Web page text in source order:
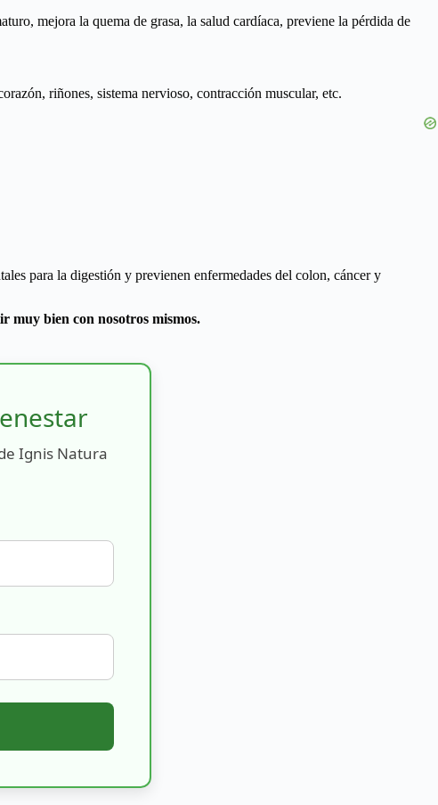
mejora la quema de grasa, la salud cardíaca, previene la pérdida de
riñones, sistema nervioso, contracción muscular, etc.
para la digestión y previenen enfermedades del colon, cáncer y
muy bien con nosotros mismos.
Ignis Natura